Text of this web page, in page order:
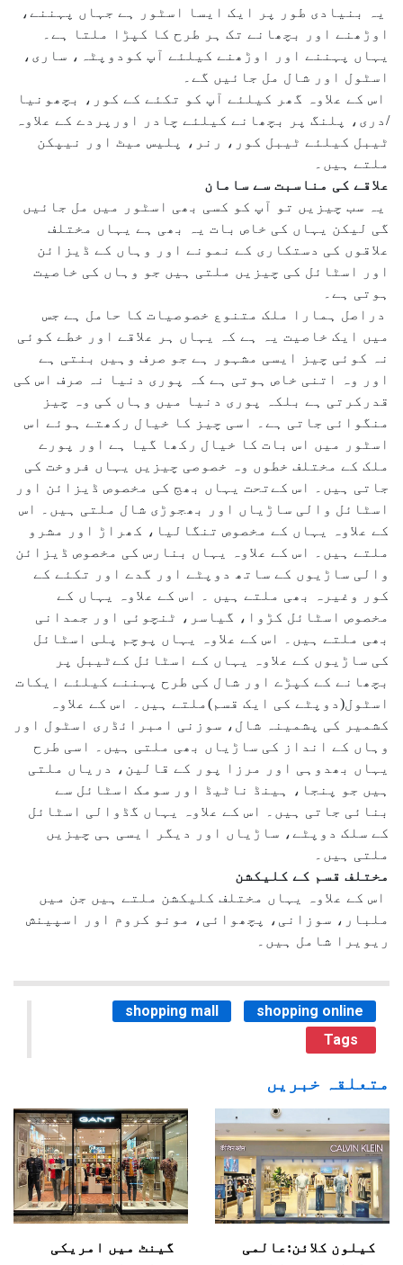
یہ بنیادی طور پر ایک ایسا اسٹور ہے جہاں پہننے،
اوڑھنے اور بچھانے تک ہر طرح کا کپڑا ملتا ہے۔
یہاں پہننے اور اوڑھنے کیلئے آپ کودوپٹہ، ساری،
اسٹول اور شال مل جائیں گے۔
اس کے علاوہ گھر کیلئے آپ کو تکئے کے کور، بچھونیا
/دری، پلنگ پر بچھانے کیلئے چادر اورپردے کے علاوہ
ٹیبل کیلئے ٹیبل کور، رنر، پلیس میٹ اور نیپکن
ملتے ہیں۔
علاقے کی مناسبت سے سامان
یہ سب چیزیں تو آپ کو کسی بھی اسٹور میں مل جائیں
گی لیکن یہاں کی خاص بات یہ بھی ہے یہاں مختلف
علاقوں کی دستکاری کے نمونے اور وہاں کے ڈیزائن
اور اسٹائل کی چیزیں ملتی ہیں جو وہاں کی خاصیت
ہوتی ہے۔
دراصل ہمارا ملک متنوع خصوصیات کا حامل ہے جس
میں ایک خاصیت یہ ہے کہ یہاں ہر علاقے اور خطے کوئی
نہ کوئی چیز ایسی مشہور ہے جو صرف وہیں بنتی ہے
اور وہ اتنی خاص ہوتی ہے کہ پوری دنیا نہ صرف اس کی
قدرکرتی ہے بلکہ پوری دنیا میں وہاں کی وہ چیز
منگوائی جاتی ہے۔ اسی چیز کا خیال رکھتے ہوئے اس
اسٹور میں اس بات کا خیال رکھا گیا ہے اور پورے
ملک کے مختلف خطوں وہ خصوصی چیزیں یہاں فروخت کی
جاتی ہیں۔ اس کےتحت یہاں بھج کی مخصوص ڈیزائن اور
اسٹائل والی ساڑیاں اور بھجوڑی شال ملتی ہیں۔ اس
کے علاوہ یہاں کے مخصوص تنگالیا، کھراڑ اور مشرو
ملتے ہیں۔ اس کے علاوہ یہاں بنارس کی مخصوص ڈیزائن
والی ساڑیوں کے ساتھ دوپٹے اور گدے اور تکئے کے
کور وغیرہ بھی ملتے ہیں ۔ اس کے علاوہ یہاں کے
مخصوص اسٹائل کڑوا، گیاسر، ٹنچوئی اور جمدانی
بھی ملتے ہیں۔ اس کے علاوہ یہاں پوچم پلی اسٹائل
کی ساڑیوں کے علاوہ یہاں کے اسٹائل کےٹیبل پر
بچھانے کے کپڑے اور شال کی طرح پہننے کیلئے ایکات
اسٹول(دوپٹے کی ایک قسم)ملتے ہیں۔ اس کے علاوہ
کشمیر کی پشمینہ شال، سوزنی امبرائڈری اسٹول اور
وہاں کے انداز کی ساڑیاں بھی ملتی ہیں۔ اسی طرح
یہاں بھدوہی اور مرزا پور کے قالین، دریاں ملتی
ہیں جو پنجا، ہینڈ ناٹیڈ اور سومک اسٹائل سے
بنائی جاتی ہیں۔ اس کے علاوہ یہاں گڈوالی اسٹائل
کے سلک دوپٹے، ساڑیاں اور دیگر ایسی ہی چیزیں
ملتی ہیں۔
مختلف قسم کے کلیکشن
اس کے علاوہ یہاں مختلف کلیکشن ملتے ہیں جن میں
ملبار، سوزانی، پچھوائی، مونو کروم اور اسپینش
ریویرا شامل ہیں۔
shopping mall
shopping online
Tags
متعلقہ خبریں
کیلون کلائن:عالمی
گینٹ میں امریکی